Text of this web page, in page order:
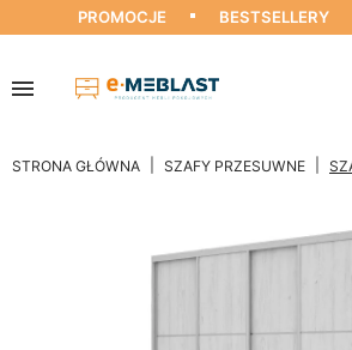
PROMOCJE BESTSELLERY
STRONA GŁÓWNA SZAFY PRZESUWNE